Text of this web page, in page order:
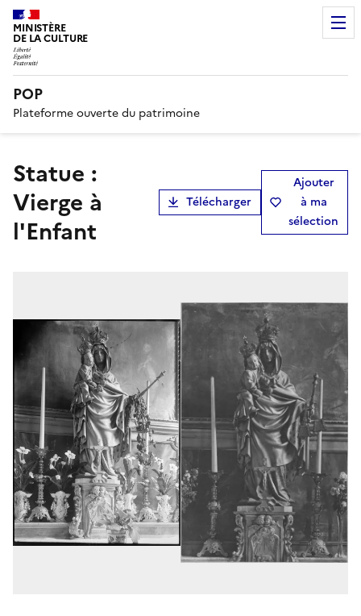
MINISTÈRE
DE LA CULTURE
POP
Plateforme ouverte du patrimoine
statue :
Vierge à
l'Enfant
Télécharger
Ajouter
à ma
sélection